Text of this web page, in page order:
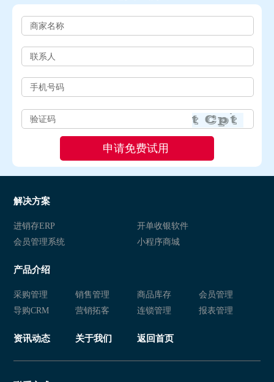
解决方案
进销存ERP
开单收银软件
会员管理系统
小程序商城
产品介绍
采购管理 销售管理 商品库存
会员管理
导购CRM
营销拓客 连锁管理 报表管理
资讯动态 关于我们 返回首页